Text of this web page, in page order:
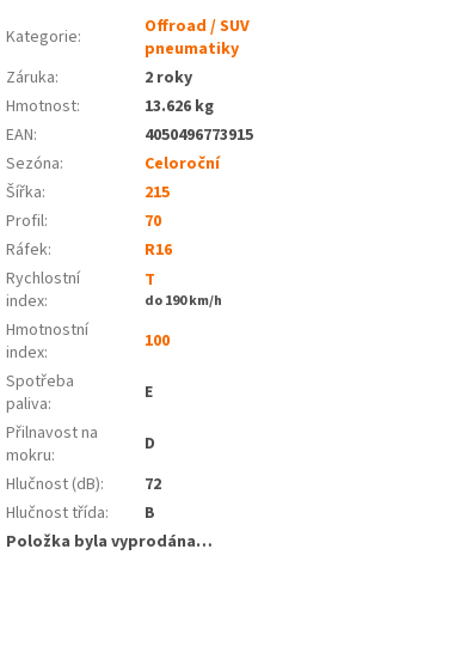
Kategorie:
Offroad / SUV
pneumatiky
Záruka:
2 roky
Hmotnost:
13.626 kg
EAN:
4050496773915
Sezóna:
Celoroční
Šířka:
215
Profil:
70
Ráfek:
R16
Rychlostní
index:
T
do 190 km/h
Hmotnostní
index:
100
Spotřeba
paliva:
E
Přilnavost na
mokru:
D
Hlučnost (dB):
72
Hlučnost třída:
B
Položka byla vyprodána…